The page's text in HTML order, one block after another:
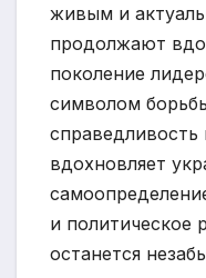
живым и
продолжают
поколение
символом
вдохновляет
и политическое
останется